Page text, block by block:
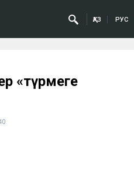
ҚАЗ РУС
«түрмеге